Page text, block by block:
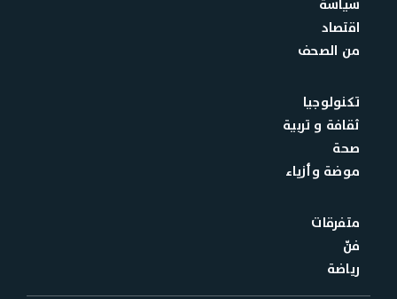
سياسة
اقتصاد
من الصحف
تكنولوجيا
ثقافة و تربية
صحة
موضة وأزياء
متفرقات
فنّ
رياضة